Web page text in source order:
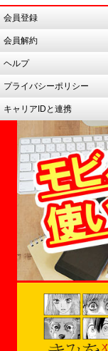
会員登録
会員解約
ヘルプ
プライバシーポリシー
キャリアIDと連携